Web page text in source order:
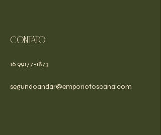
Contato
16 99177-1873
segundoandar@emporiotoscana.com